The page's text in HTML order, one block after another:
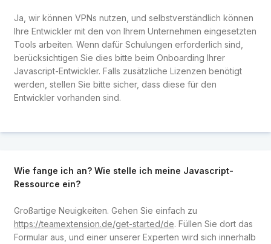
Ja, wir können VPNs nutzen, und selbstverständlich können
Ihre Entwickler mit den von Ihrem Unternehmen eingesetzten
Tools arbeiten. Wenn dafür Schulungen erforderlich sind,
berücksichtigen Sie dies bitte beim Onboarding Ihrer
Javascript-Entwickler. Falls zusätzliche Lizenzen benötigt
werden, stellen Sie bitte sicher, dass diese für den
Entwickler vorhanden sind.
Wie fange ich an? Wie stelle ich meine Javascript-
Ressource ein?
Großartige Neuigkeiten. Gehen Sie einfach zu
https://teamextension.de/get-started/de. Füllen Sie dort das
Formular aus, und einer unserer Experten wird sich innerhalb